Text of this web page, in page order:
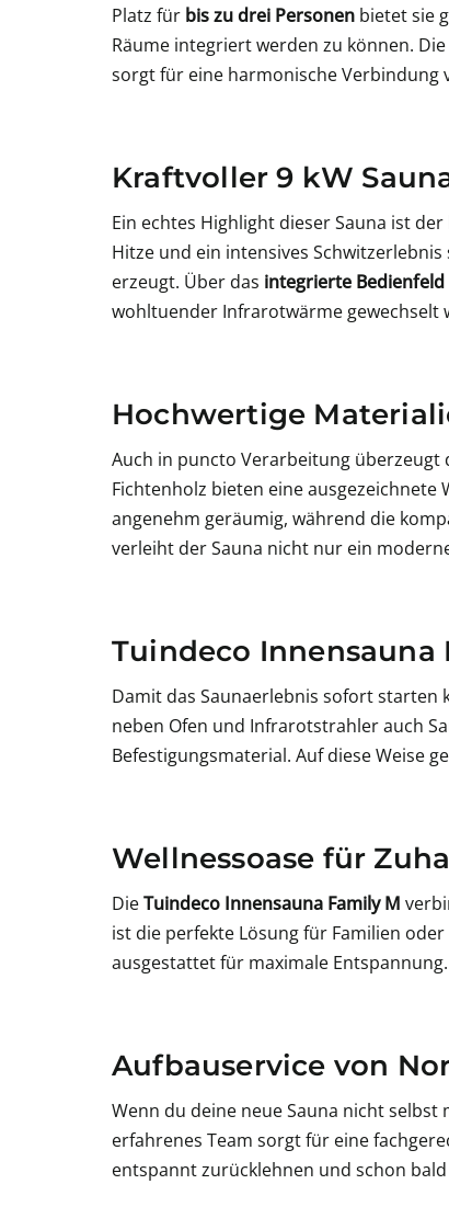
Platz für bis zu drei Personen bietet sie
Räume integriert werden zu können.
sorgt für eine harmonische
Kraftvoller 9 kW
Ein echtes Highlight dieser Sauna ist
Hitze und ein intensives
erzeugt. Über das integrierte Bedienfeld
wohltuender Infrarotwärme gewechselt
Hochwertige
Auch in puncto Verarbeitung überzeugt
Fichtenholz bieten eine
angenehm geräumig, während die
verleiht der Sauna nicht nur ein
Tuindeco
Damit das Saunaerlebnis sofort starten
neben Ofen und Infrarotstrahler auch
Befestigungsmaterial. Auf diese Weise
Wellnessoase für
DieTuindeco Innensauna Family M
ist die perfekte Lösung für Familien
ausgestattet für maximale Entspannung.
Aufbauservice von
Wenn du deine neue Sauna nicht
erfahrenes Team sorgt für eine
entspannt zurücklehnen und schon